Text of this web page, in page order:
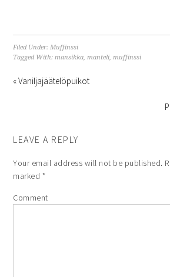
Filed Under:Muffinssi
Tagged With:mansikka,manteli,muffinssi
« Vaniljajäätelöpuikot
LEAVE A REPLY
Your email address will not be published.
marked *
Comment